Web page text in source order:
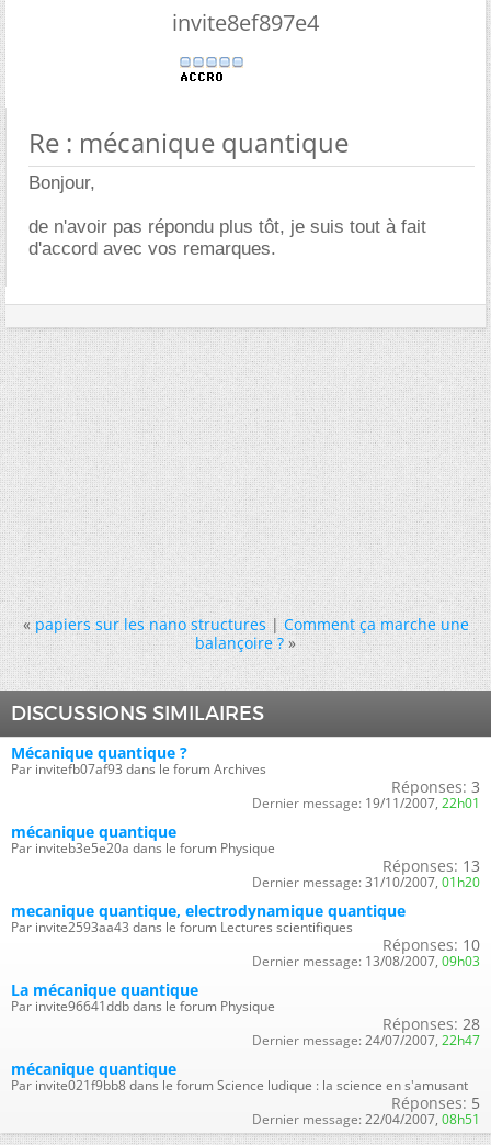
invite8ef897e4
Re : mécanique quantique
Bonjour,
de n'avoir pas répondu plus tôt, je suis tout à fait
d'accord avec vos remarques.
« papiers sur les nano structures|Comment ça marche une
balançoire ? »
DISCUSSIONS SIMILAIRES
Mécanique quantique ?
Par invitefb07af93 dans le forum Archives
Réponses: 3
Dernier message: 19/11/2007, 22h01
mécanique quantique
Par inviteb3e5e20a dans le forum Physique
Réponses: 13
Dernier message: 31/10/2007, 01h20
mecanique quantique, electrodynamique quantique
Par invite2593aa43 dans le forum Lectures scientifiques
Réponses: 10
Dernier message: 13/08/2007, 09h03
La mécanique quantique
Par invite96641ddb dans le forum Physique
Réponses: 28
Dernier message: 24/07/2007, 22h47
mécanique quantique
Par invite021f9bb8 dans le forum Science ludique : la science en s'amusant
Réponses: 5
Dernier message: 22/04/2007, 08h51